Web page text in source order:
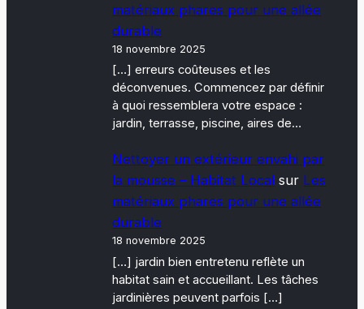
matériaux phares pour une allée
durable
18 novembre 2025
[…] erreurs coûteuses et les
déconvenues. Commencez par définir
à quoi ressemblera votre espace :
jardin, terrasse, piscine, aires de…
Nettoyer un extérieur envahi par
la mousse – Habitat Local sur Les
matériaux phares pour une allée
durable
18 novembre 2025
[…] jardin bien entretenu reflète un
habitat sain et accueillant. Les tâches
jardinières peuvent parfois […]